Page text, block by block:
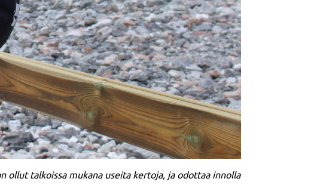
ollut talkoissa mukana useita kertoja, ja odottaa innolla